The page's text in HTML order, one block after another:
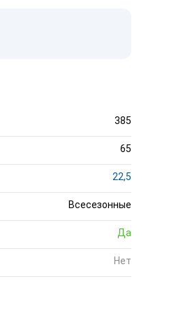
385
65
22,5
Всесезонные
Да
Нет